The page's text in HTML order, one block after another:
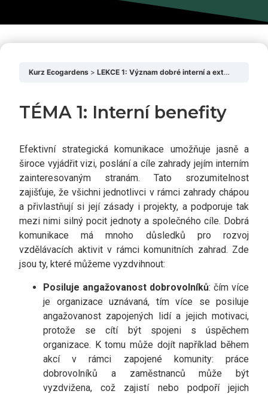
Kurz Ecogardens LEKCE 1: Význam dobré interní a externí komunikace
TÉMA 1: Interní benefity
Efektivní strategická komunikace umožňuje jasně a
široce vyjádřit vizi, poslání a cíle zahrady jejím interním
zainteresovaným stranám. Tato srozumitelnost
zajišťuje, že všichni jednotlivci v rámci zahrady chápou
a přivlastňují si její zásady i projekty, a podporuje tak
mezi nimi silný pocit jednoty a společného cíle. Dobrá
komunikace má mnoho důsledků pro rozvoj
vzdělávacích aktivit v rámci komunitních zahrad. Zde
jsou ty, které můžeme vyzdvihnout:
Posiluje angažovanost dobrovolníků: čím více
je organizace uznávaná, tím více se posiluje
angažovanost zapojených lidí a jejich motivaci,
protože se cítí být spojeni s úspěchem
organizace. K tomu může dojít například během
akcí v rámci zapojené komunity: práce
dobrovolníků a zaměstnanců může být
vyzdvižena, což zajistí nebo podpoří jejich